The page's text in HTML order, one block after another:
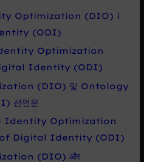
Optimization (DIO) i
(ODI)
Optimization
Identity (ODI)
(DIO) 및 Ontology
선언문
Identity Optimization
Digital Identity (ODI)
(DIO) और